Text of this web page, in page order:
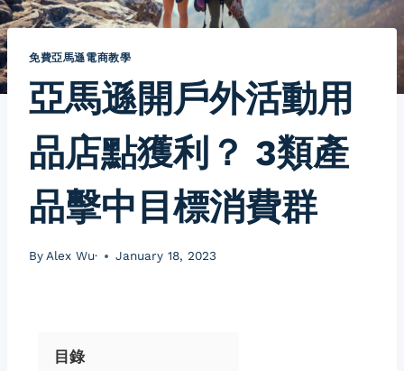
免費亞馬遜電商教學
亞馬遜開戶外活動用
品店點獲利？ 3類產
品擊中目標消費群
By Alex Wu· January 18, 2023
目錄